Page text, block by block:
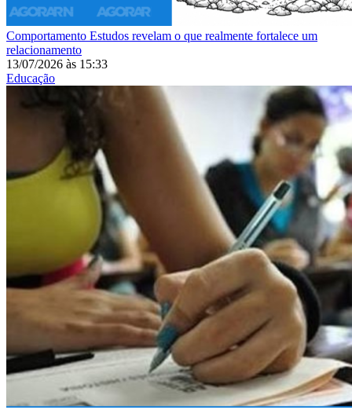
Comportamento Estudos revelam o que realmente fortalece um
relacionamento
13/07/2026 às 15:33
Educação